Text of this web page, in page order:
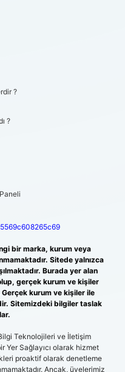
?
?
bir marka, kurum veya
Sitede yalnızca
Burada yer alan
gerçek kurum ve kişiler
Gerçek kurum ve kişiler ile
Sitemizdeki bilgiler taslak
Teknolojileri ve İletişim
Yer Sağlayıcı olarak hizmet
proaktif olarak denetleme
Ancak, üyelerimiz